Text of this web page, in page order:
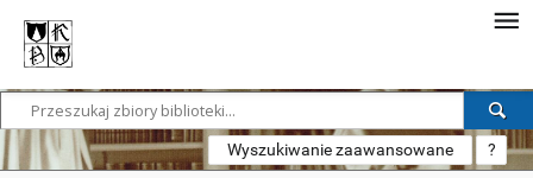
Wyszukiwanie zaawansowane ?